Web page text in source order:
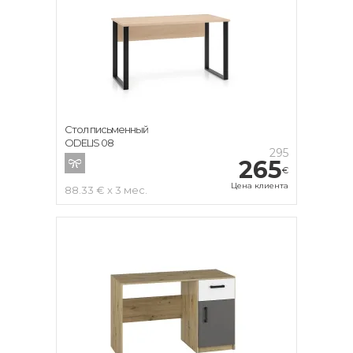
295
265€
Цена клиента
88.33 € x 3 мес.
Стол письменный
ODELIS 08